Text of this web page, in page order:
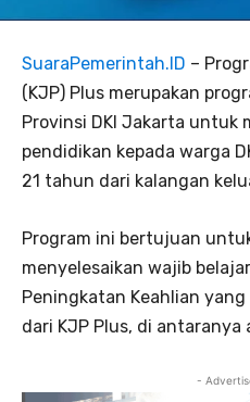
SuaraPemerintah.ID –
(KJP) Plus merupakan
Provinsi DKI Jakarta untuk
pendidikan kepada warga
21 tahun dari kalangan
Program ini bertujuan
menyelesaikan wajib
Peningkatan Keahlian
dari KJP Plus, di antaranya
-